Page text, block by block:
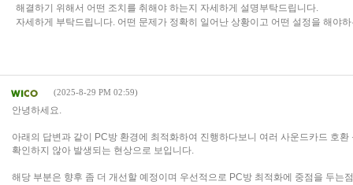
해결하기 위해서 어떤 조치를 취해야 하는지 자세하게 설명부탁드립니다.
자세하게 부탁드립니다. 어떤 문제가 정확히 일어난 상황이고 어떤 설정을 해야
(2025-8-29 PM 02:59)
안녕하세요.
아래의 답변과 같이 PC방 환경에 최적화하여 진행하다보니 여러 사운드카드 호환
확인하지 않아 발생되는 현상으로 보입니다.
해당 부분은 향후 좀 더 개선할 예정이며 우선적으로 PC방 최적화에 중점을 두는